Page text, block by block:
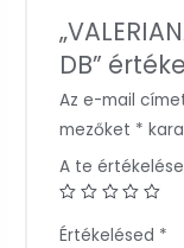
DB”
Az e-mail
mezőket *
A te
Értékelésed *